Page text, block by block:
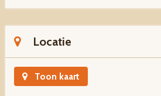
Locatie
Toon kaart